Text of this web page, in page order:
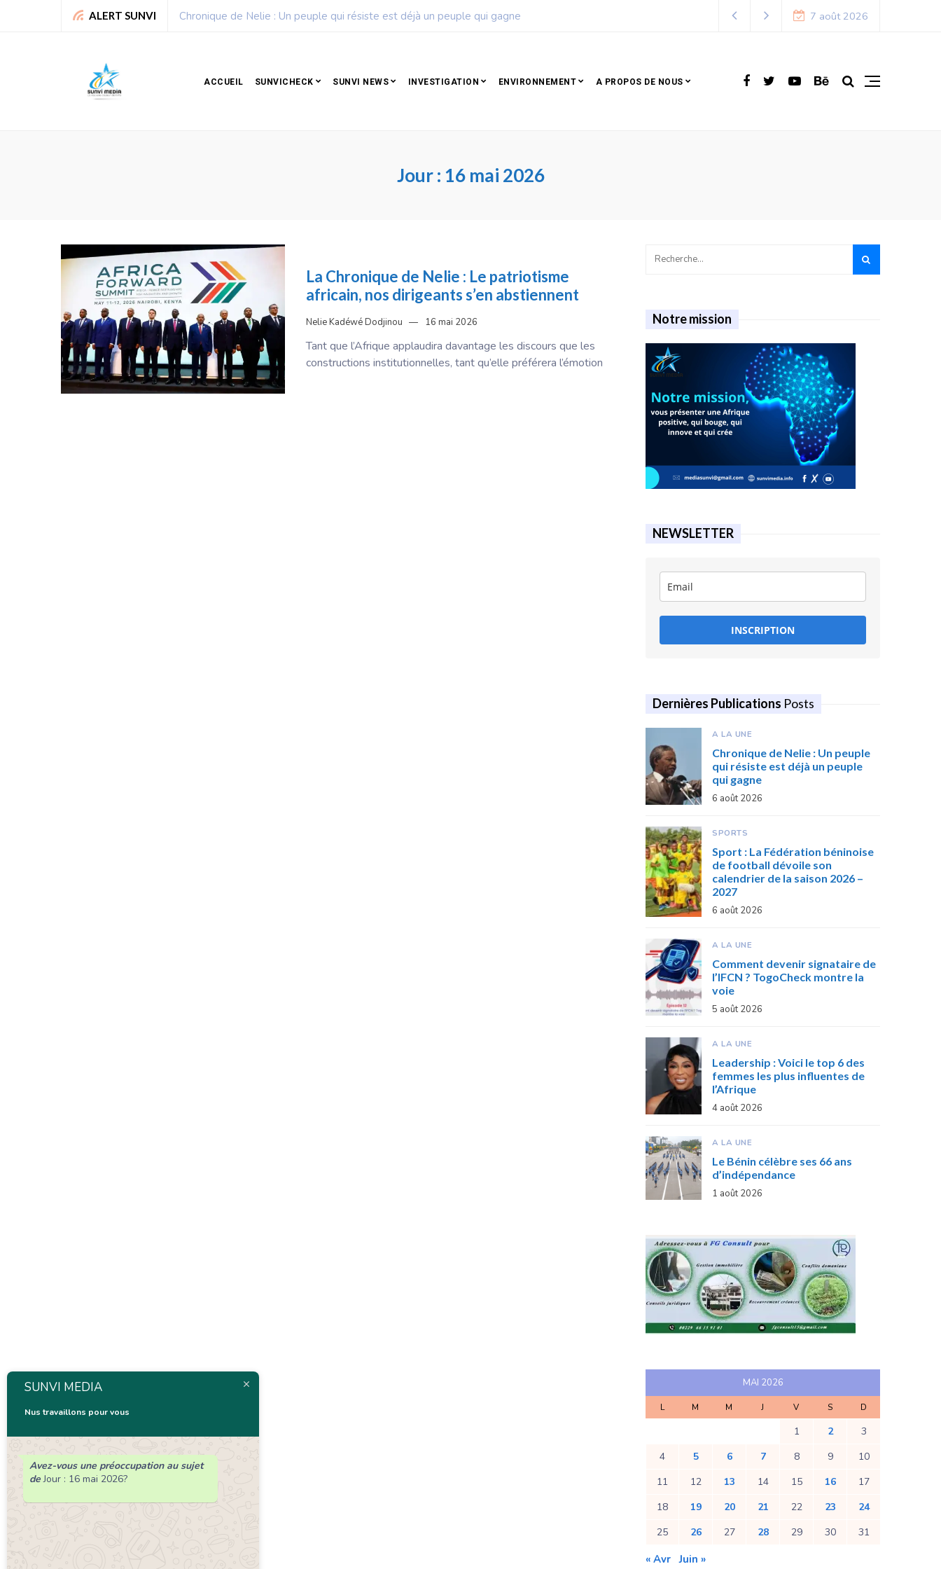
ALERT SUNVI Chronique de Nelie : Un peuple qui résiste est déjà un peuple qui gagne 7 août 2026
ACCUEIL SUNVICHECK SUNVI NEWS INVESTIGATION ENVIRONNEMENT A PROPOS DE NOUS
Jour : 16 mai 2026
La Chronique de Nelie : Le patriotisme
africain, nos dirigeants s’en abstiennent
Nelie Kadéwé Dodjinou 16 mai 2026
Tant que l’Afrique applaudira davantage les discours que les
constructions institutionnelles, tant qu’elle préférera l’émotion
Notre mission
NEWSLETTER
INSCRIPTION
Dernières Publications Posts
A LA UNE
Chronique de Nelie : Un peuple
qui résiste est déjà un peuple
qui gagne
6 août 2026
SPORTS
Sport : La Fédération béninoise
de football dévoile son
calendrier de la saison 2026 –
2027
6 août 2026
A LA UNE
Comment devenir signataire de
l’IFCN ? TogoCheck montre la
voie
5 août 2026
A LA UNE
Leadership : Voici le top 6 des
femmes les plus influentes de
l’Afrique
4 août 2026
A LA UNE
Le Bénin célèbre ses 66 ans
d’indépendance
1 août 2026
MAI 2026
L M M J V S D
1 2
3
4
5 6 7 8 9
10
11
12 13 14 15 16
17
18
19 20 21 22 23
24
25
26 27 28 29 30 31
« Avr Juin »
SUNVI MEDIA
Nus travaillons pour vous
Avez-vous une préoccupation au sujet
deJour : 16 mai 2026?